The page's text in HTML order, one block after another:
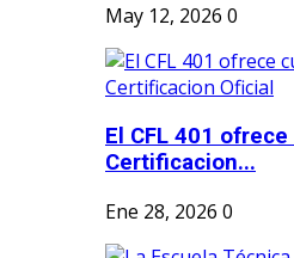
May 12, 2026 0
El CFL 401
Certificacion...
Ene 28, 2026 0